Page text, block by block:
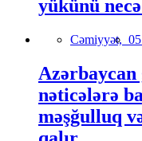
yükünü
Cəmiyyət,
Azərbaycan
nəticələrə
məşğulluq